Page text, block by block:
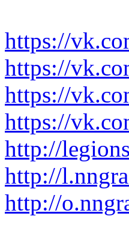
https://
https://
https://
https://
http://
http://
http://